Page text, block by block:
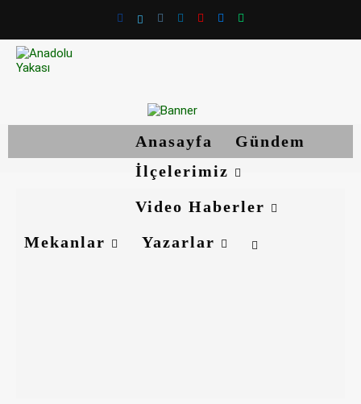
Anasayfa
Gündem
İlçelerimiz
Video Haberler
Mekanlar
Yazarlar